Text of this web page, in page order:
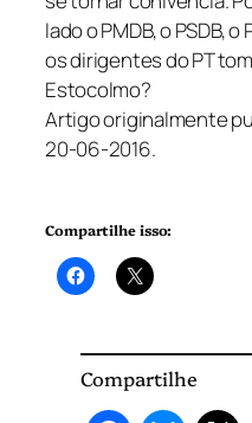
lado o PMDB, o PSDB,
os dirigentes do PT
Estocolmo?
Artigo originalmente
20-06-2016.
Compartilhe isso:
Compartilhe